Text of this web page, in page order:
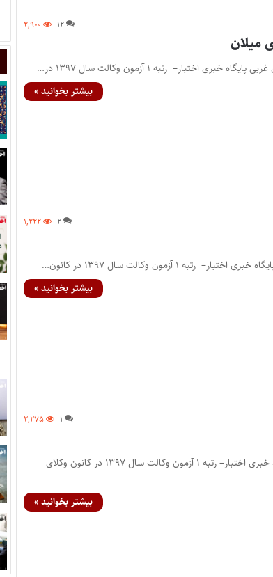
۱۲ ۲,۹۰۰
میلان
بیشتر بخوانید »
۲ ۱,۲۲۲
بیشتر بخوانید »
۱ ۲,۲۷۵
رتبه ۱ آزمون وکالت کانون آذربایجان شرقی پایگاه خبری اختبار– رتبه ۱ آزمون وکالت سال ۱۳۹۷ در کانون وکلای
بیشتر بخوانید »